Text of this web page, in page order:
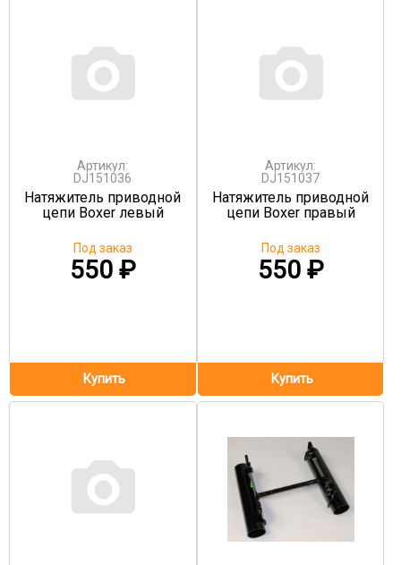
Артикул:
DJ151036
Натяжитель приводной
цепи Boxer левый
550 ₽
Под заказ
Артикул:
DJ151037
Натяжитель приводной
цепи Boxer правый
550 ₽
Под заказ